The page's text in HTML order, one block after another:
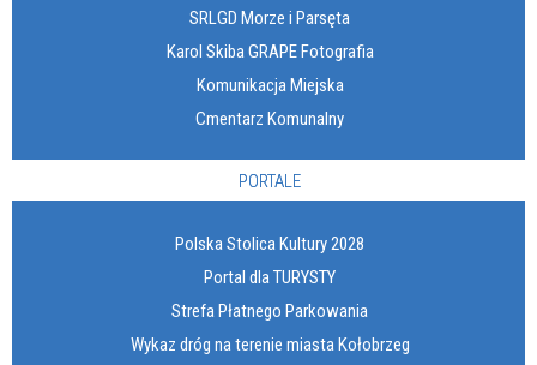
SRLGD Morze i Parsęta
Karol Skiba GRAPE Fotografia
Komunikacja Miejska
Cmentarz Komunalny
PORTALE
Polska Stolica Kultury 2028
Portal dla TURYSTY
Strefa Płatnego Parkowania
Wykaz dróg na terenie miasta Kołobrzeg